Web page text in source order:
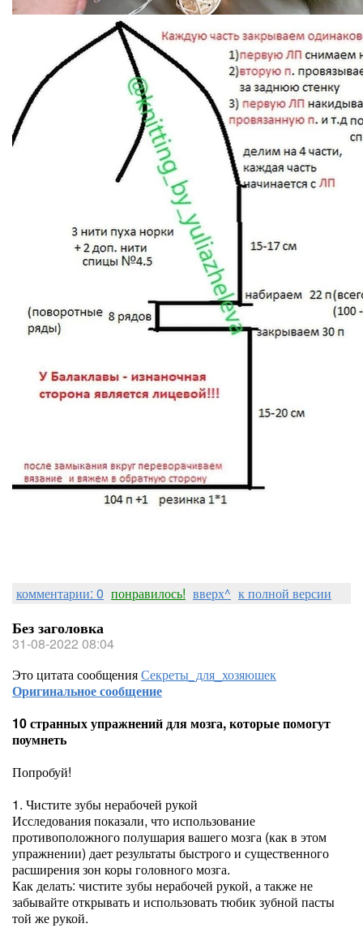
комментарии: 0 понравилось! вверх^ к полной версии
Без заголовка
31-08-2022 08:04
Это цитата сообщенияСекреты_для_хозяюшек
Оригинальное сообщение
10 странных упражнений для мозга, которые помогут
поумнеть
Попробуй!
1. Чистите зубы нерабочей рукой
Исследования показали, что использование
противоположного полушария вашего мозга (как в этом
упражнении) дает результаты быстрого и существенного
расширения зон коры головного мозга.
Как делать: чистите зубы нерабочей рукой, а также не
забывайте открывать и использовать тюбик зубной пасты
той же рукой.